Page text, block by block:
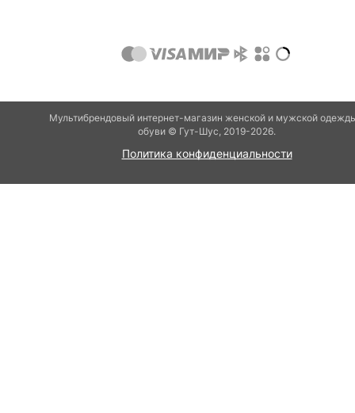
Мультибрендовый интернет-магазин женской и мужской
обуви © Гут-Шуc, 2019-2026.
Политика конфиденциальности